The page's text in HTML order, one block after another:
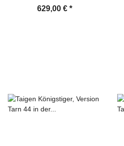
IR/Rohrrückzug /
629,00 € *